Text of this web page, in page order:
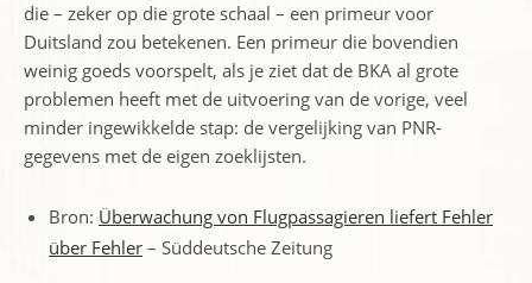
die – zeker op die grote schaal – een primeur voor
Duitsland zou betekenen. Een primeur die bovendien
weinig goeds voorspelt, als je ziet dat de BKA al grote
problemen heeft met de uitvoering van de vorige, veel
minder ingewikkelde stap: de vergelijking van PNR-
gegevens met de eigen zoeklijsten.
Bron: Überwachung von Flugpassagieren liefert Fehler
über Fehler – Süddeutsche Zeitung